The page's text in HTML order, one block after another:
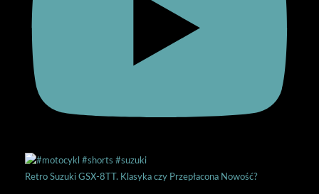
Retro Suzuki GSX-8TT. Klasyka czy Przepłacona Nowość?